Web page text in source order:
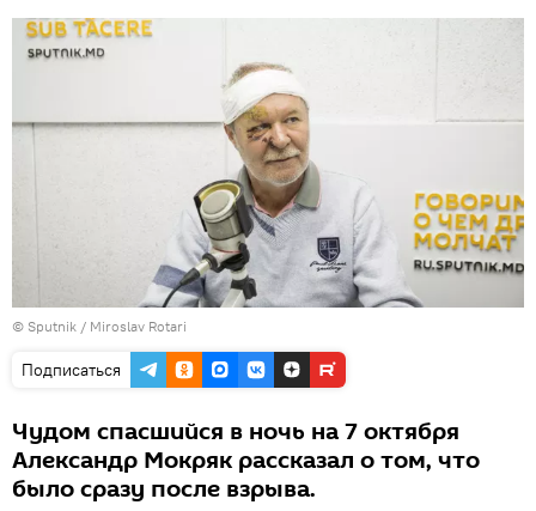
© Sputnik / Miroslav Rotari
Подписаться
Чудом спасшийся в ночь на 7 октября
Александр Мокряк рассказал о том, что
было сразу после взрыва.